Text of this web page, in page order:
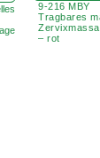
9-216 MBY
Tragbares
– rot